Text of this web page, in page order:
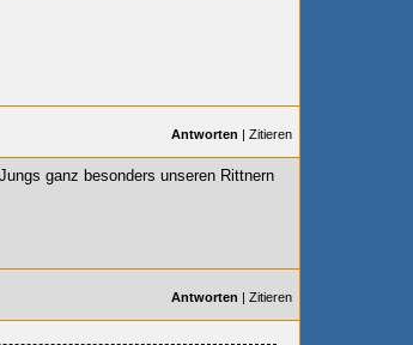
Antworten | Zitieren
ganz besonders unseren Rittnern
Antworten | Zitieren